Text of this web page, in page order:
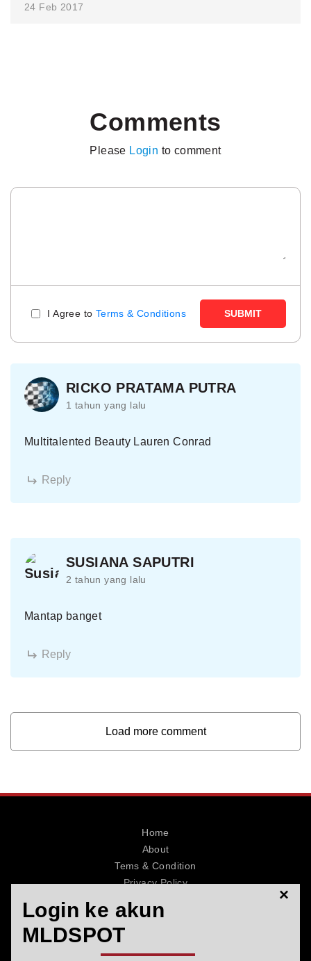
24 Feb 2017
Comments
Please Login to comment
I Agree to Terms & Conditions SUBMIT
RICKO PRATAMA PUTRA
1 tahun yang lalu
Multitalented Beauty Lauren Conrad
Reply
SUSIANA SAPUTRI
2 tahun yang lalu
Mantap banget
Reply
Load more comment
Home
About
Tems & Condition
Privacy Policy
Login ke akun
MLDSPOT
×